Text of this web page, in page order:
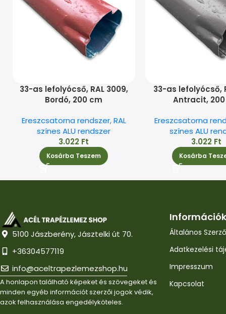
33-as lefolyócső, RAL 3009,
Bordó, 200 cm
Ereszcsatorna rendszer,RAL
színes ALU rendszer
3.022 Ft
Kosárba Teszem
33-as lefolyócső,
Antracit,
Ereszcsatorna
színes ALU
3.022 Ft
Kosárba
5100 Jászberény, Jásztelki út 70.
+36304577119
info@aceltrapezlemezshop.hu
A honlapon található képeket és szövegeket és
minden egyéb információt szerzői jogok védik,
azok felhasználása engedélyköteles.
Információk
Általános
Adatkezelési
Impresszum
Kapcsolat